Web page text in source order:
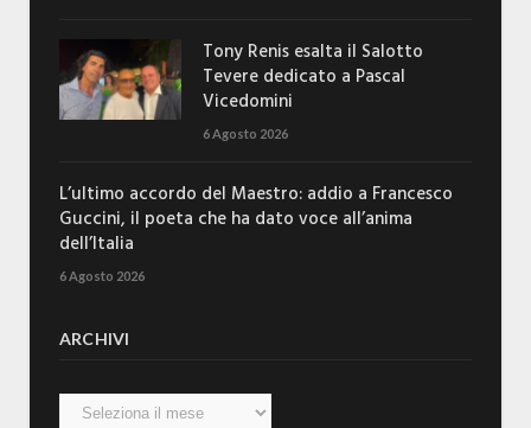
Tony Renis esalta il Salotto
Tevere dedicato a Pascal
Vicedomini
6 Agosto 2026
L’ultimo accordo del Maestro: addio a Francesco
Guccini, il poeta che ha dato voce all’anima
dell’Italia
6 Agosto 2026
ARCHIVI
Archivi